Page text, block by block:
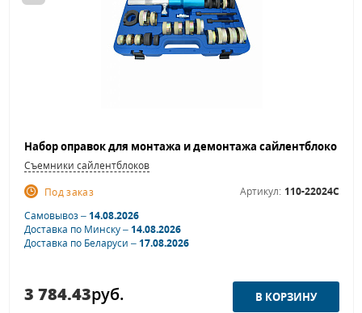
Съемники сайлентблоков
Под заказ
Артикул: 110-22024C
Самовывоз –14.08.2026
Доставка по Минску –14.08.2026
Доставка по Беларуси –17.08.2026
3 784.43руб.